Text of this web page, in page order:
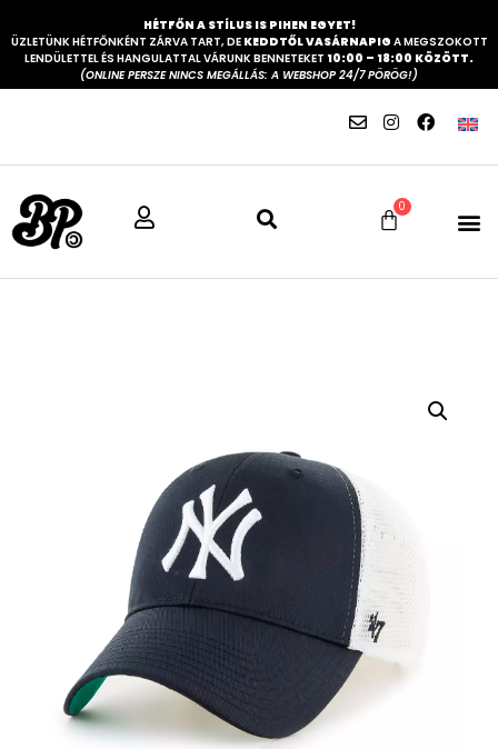
HÉTFŐN A STÍLUS IS PIHEN EGYET!
ÜZLETÜNK HÉTFŐNKÉNT ZÁRVA TART, DE KEDDTŐL VASÁRNAPIG A MEGSZOKOTT
LENDÜLETTEL ÉS HANGULATTAL VÁRUNK BENNETEKET 10:00 – 18:00 KÖZÖTT.
(ONLINE PERSZE NINCS MEGÁLLÁS: A WEBSHOP 24/7 PÖRÖG!)
0